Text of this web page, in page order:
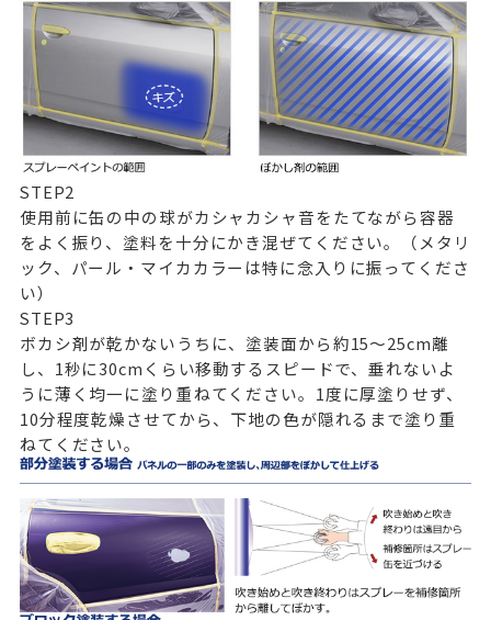
STEP2
使用前に缶の中の球がカシャカシャ音をたてながら容器
をよく振り、塗料を十分にかき混ぜてください。（メタリ
ック、パール・マイカカラーは特に念入りに振ってくださ
い）
STEP3
ボカシ剤が乾かないうちに、塗装面から約15～25cm離
し、1秒に30cmくらい移動するスピードで、垂れないよ
うに薄く均一に塗り重ねてください。1度に厚塗りせず、
10分程度乾燥させてから、下地の色が隠れるまで塗り重
ねてください。